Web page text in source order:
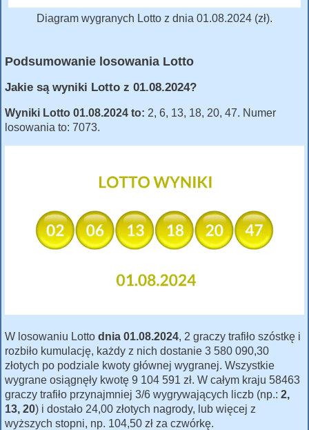
Diagram wygranych Lotto z dnia 01.08.2024 (zł).
Podsumowanie losowania Lotto
Jakie są wyniki Lotto z 01.08.2024?
Wyniki Lotto 01.08.2024 to: 2, 6, 13, 18, 20, 47. Numer
losowania to: 7073.
W losowaniu Lotto dnia 01.08.2024, 2 graczy trafiło szóstkę i
rozbiło kumulację, każdy z nich dostanie 3 580 090,30
złotych po podziale kwoty głównej wygranej. Wszystkie
wygrane osiągnęły kwotę 9 104 591 zł. W całym kraju 58463
graczy trafiło przynajmniej 3/6 wygrywających liczb (np.: 2,
13, 20) i dostało 24,00 złotych nagrody, lub więcej z
wyższych stopni, np. 104,50 zł za czwórkę.